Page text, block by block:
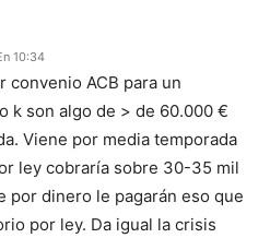
10:34
convenio ACB para un
k son algo de > de 60.000 €
Viene por media temporada
ley cobraría sobre 30-35 mil
por dinero le pagarán eso que
por ley. Da igual la crisis